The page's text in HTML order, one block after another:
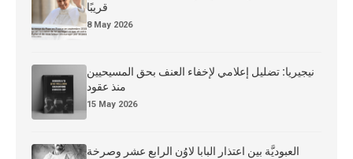
قريبًا
8 May 2026
نيجيريا: تضليل إعلامي لإخفاء العنف بحق المسيحيين
منذ عقود
15 May 2026
العبوديَّة بين اعتذار البابا لاوُن الرابع عشر وصرخة